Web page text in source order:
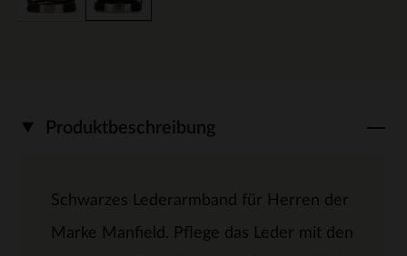
Produktbeschreibung
Schwarzes Lederarmband für Herren der
Marke Manfield. Pflege das Leder mit den